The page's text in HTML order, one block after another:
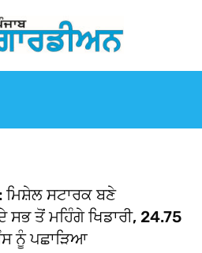
ਸਟਾਰਕ ਬਣੇ
ਤੋਂ ਮਹਿੰਗੇ ਖਿਡਾਰੀ, 24.75
ਨੂੰ ਪਛਾੜਿਆ